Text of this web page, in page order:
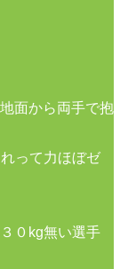
面から両手で抱
って力ほぼゼ
０kg無い選手